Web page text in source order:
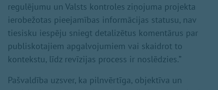
regulējumu un Valsts kontroles ziņojuma projekta
ierobežotas pieejamības informācijas statusu, nav
tiesisku iespēju sniegt detalizētus komentārus par
publiskotajiem apgalvojumiem vai skaidrot to
kontekstu, līdz revīzijas process ir noslēdzies.”
Pašvaldība uzsver, ka pilnvērtīga, objektīva un